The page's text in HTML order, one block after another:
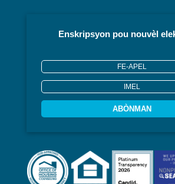
Enskripsyon pou nouvèl
ABÒNMAN